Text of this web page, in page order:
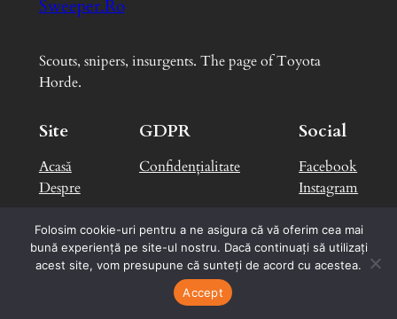
Sweeper.Ro
Scouts, snipers, insurgents. The page of Toyota
Horde.
Site
Acasă
Despre
GDPR
Confidențialitate
Social
Facebook
Instagram
Designed withWordPressbyGeorge B.
Folosim cookie-uri pentru a ne asigura că vă oferim cea mai
bună experiență pe site-ul nostru. Dacă continuați să utilizați
acest site, vom presupune că sunteți de acord cu acestea.
Accept